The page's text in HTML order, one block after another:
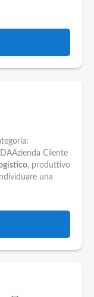
Cliente
, produttivo
una